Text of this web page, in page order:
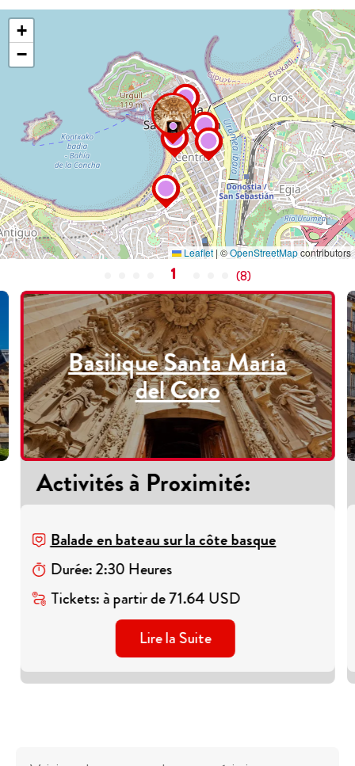
+
−
Leaflet | ©OpenStreetMapcontributors
1 (8)
Basilique Santa Maria
del Coro
Activités à Proximité:
Balade en bateau sur la côte basque
Durée:2:30 Heures
Tickets:à partir de71.64 USD
Lire la Suite